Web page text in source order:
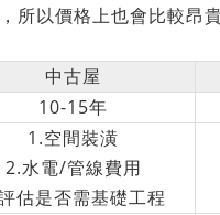
所以價格上也會比較昂貴
中古屋
10-15年
1.空間裝潢
2.水電/管線費用
估是否需基礎工程